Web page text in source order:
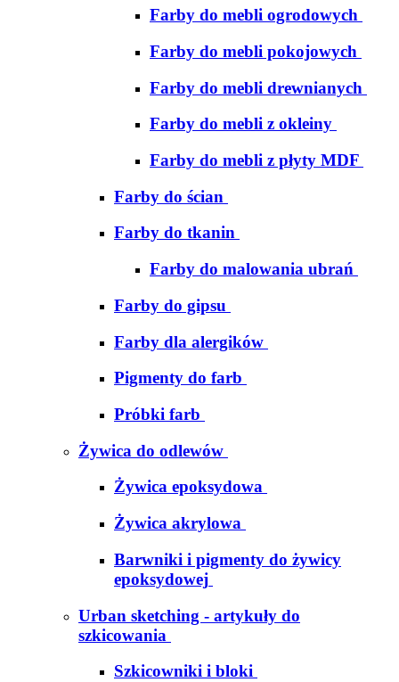
Farby do mebli ogrodowych
Farby do mebli pokojowych
Farby do mebli drewnianych
Farby do mebli z okleiny
Farby do mebli z płyty MDF
Farby do ścian
Farby do tkanin
Farby do malowania ubrań
Farby do gipsu
Farby dla alergików
Pigmenty do farb
Próbki farb
Żywica do odlewów
Żywica epoksydowa
Żywica akrylowa
Barwniki i pigmenty do żywicy
epoksydowej
Urban sketching - artykuły do
szkicowania
Szkicowniki i bloki